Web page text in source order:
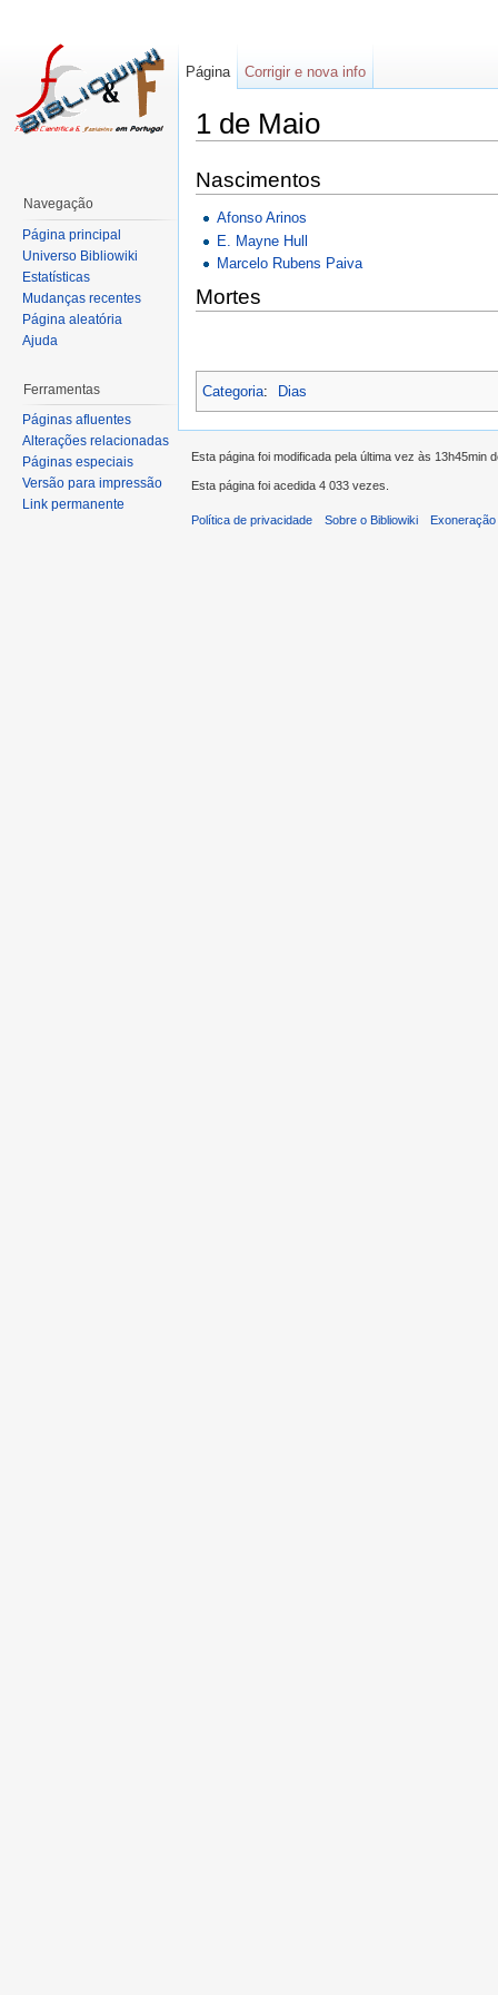
1 de Maio
Nascimentos
Afonso Arinos
E. Mayne Hull
Marcelo Rubens Paiva
Mortes
Categoria: Dias
Página Corrigir e nova info
Navegação
Página principal
Universo Bibliowiki
Estatísticas
Mudanças recentes
Página aleatória
Ajuda
Ferramentas
Páginas afluentes
Alterações relacionadas
Páginas especiais
Versão para impressão
Link permanente
Esta página foi modificada pela última vez às 13h45min
Esta página foi acedida 4 033 vezes.
Política de privacidade Sobre o Bibliowiki